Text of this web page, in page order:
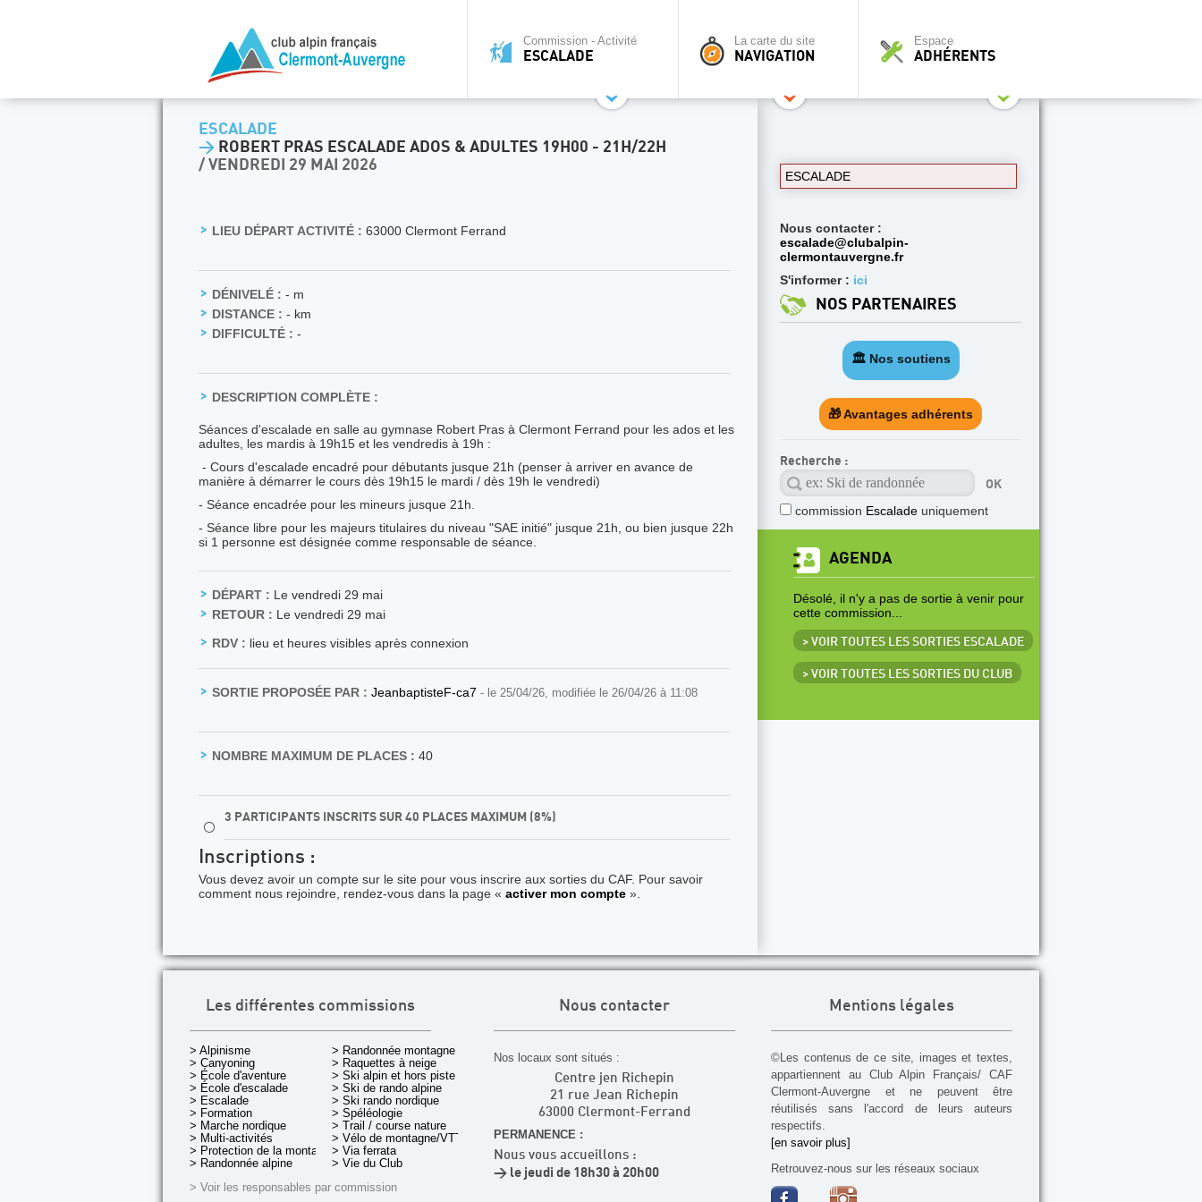
Commission - Activité
ESCALADE
La carte du site
NAVIGATION
Espace
ADHÉRENTS
ESCALADE
> ROBERT PRAS ESCALADE ADOS & ADULTES 19H00 - 21H/22H
/ VENDREDI 29 MAI 2026
LIEU DÉPART ACTIVITÉ : 63000 Clermont Ferrand
DÉNIVELÉ : - m
DISTANCE : - km
DIFFICULTÉ : -
DESCRIPTION COMPLÈTE :
Séances d'escalade en salle au gymnase Robert Pras à Clermont Ferrand pour les ados et les
adultes, les mardis à 19h15 et les vendredis à 19h :
- Cours d'escalade encadré pour débutants jusque 21h (penser à arriver en avance de
manière à démarrer le cours dès 19h15 le mardi / dès 19h le vendredi)
- Séance encadrée pour les mineurs jusque 21h.
- Séance libre pour les majeurs titulaires du niveau "SAE initié" jusque 21h, ou bien jusque 22h
si 1 personne est désignée comme responsable de séance.
DÉPART : Le vendredi 29 mai
RETOUR : Le vendredi 29 mai
RDV : lieu et heures visibles après connexion
SORTIE PROPOSÉE PAR : JeanbaptisteF-ca7 - le 25/04/26, modifiée le 26/04/26 à 11:08
NOMBRE MAXIMUM DE PLACES : 40
⚪
3 PARTICIPANTS INSCRITS SUR 40 PLACES MAXIMUM (8%)
Inscriptions :
Vous devez avoir un compte sur le site pour vous inscrire aux sorties du CAF. Pour savoir
comment nous rejoindre, rendez-vous dans la page « activer mon compte ».
ESCALADE
Nous contacter :
escalade@clubalpin-
clermontauvergne.fr
S'informer : ici
NOS PARTENAIRES
🏛️ Nos soutiens
🎁 Avantages adhérents
Recherche :
commission Escalade uniquement
AGENDA
Désolé, il n'y a pas de sortie à venir pour
cette commission...
> VOIR TOUTES LES SORTIES ESCALADE
> VOIR TOUTES LES SORTIES DU CLUB
Les différentes commissions
> Alpinisme
> Canyoning
> École d'aventure
> École d'escalade
> Escalade
> Formation
> Marche nordique
> Multi-activités
> Protection de la montagne
> Randonnée alpine
> Randonnée montagne
> Raquettes à neige
> Ski alpin et hors piste
> Ski de rando alpine
> Ski rando nordique
> Spéléologie
> Trail / course nature
> Vélo de montagne/VTT
> Via ferrata
> Vie du Club
> Voir les responsables par commission
Nous contacter
Nos locaux sont situés :
Centre jen Richepin
21 rue Jean Richepin
63000 Clermont-Ferrand
PERMANENCE :
Nous vous accueillons :
> le jeudi de 18h30 à 20h00
Mentions légales
©Les contenus de ce site, images et textes,
appartiennent au Club Alpin Français/ CAF
Clermont-Auvergne et ne peuvent être
réutilisés sans l'accord de leurs auteurs
respectifs.
[en savoir plus]
Retrouvez-nous sur les réseaux sociaux